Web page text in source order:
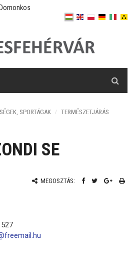
SPORTÁGAK
TERMÉSZETJÁRÁS
SE
MEGOSZTÁS: